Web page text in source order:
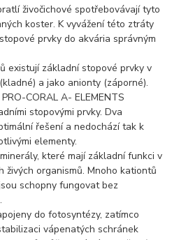
živočichové spotřebovávají tyto
koster. K vyvážení této ztráty
prvky do akvária správným
existují základní stopové prvky v
a jako anionty (záporné).
CORAL A- ELEMENTS
stopovými prvky. Dva
řešení a nedochází tak k
elementy.
které mají základní funkci v
živých organismů. Mnoho kationtů
schopny fungovat bez
do fotosyntézy, zatímco
vápenatých schránek